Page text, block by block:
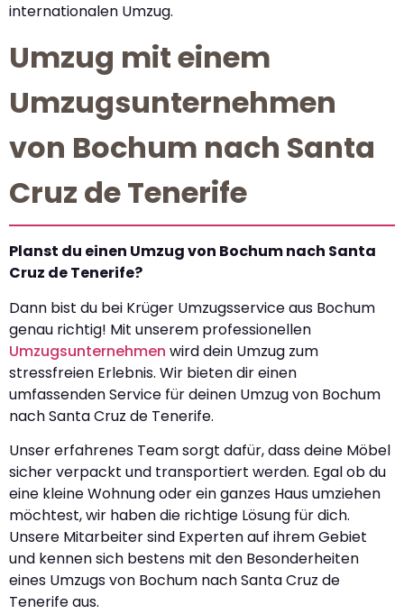
internationalen Umzug.
Umzug mit einem
Umzugsunternehmen
von Bochum nach Santa
Cruz de Tenerife
Planst du einen Umzug von Bochum nach Santa
Cruz de Tenerife?
Dann bist du bei Krüger Umzugsservice aus Bochum
genau richtig! Mit unserem professionellen
Umzugsunternehmen wird dein Umzug zum
stressfreien Erlebnis. Wir bieten dir einen
umfassenden Service für deinen Umzug von Bochum
nach Santa Cruz de Tenerife.
Unser erfahrenes Team sorgt dafür, dass deine Möbel
sicher verpackt und transportiert werden. Egal ob du
eine kleine Wohnung oder ein ganzes Haus umziehen
möchtest, wir haben die richtige Lösung für dich.
Unsere Mitarbeiter sind Experten auf ihrem Gebiet
und kennen sich bestens mit den Besonderheiten
eines Umzugs von Bochum nach Santa Cruz de
Tenerife aus.